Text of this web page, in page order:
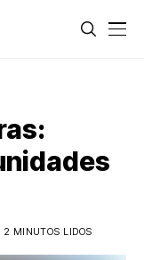
2 MINUTOS LIDOS